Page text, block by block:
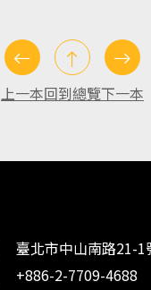
上一本回到總覽下一本
:::
臺北市中山南路21-1
+886-2-7709-4688